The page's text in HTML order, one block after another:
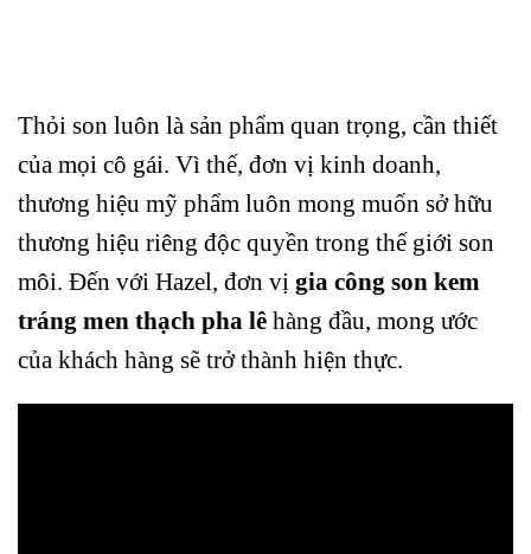
Thỏi son luôn là sản phẩm quan trọng, cần thiết
của mọi cô gái. Vì thế, đơn vị kinh doanh,
thương hiệu mỹ phẩm luôn mong muốn sở hữu
thương hiệu riêng độc quyền trong thế giới son
môi. Đến với Hazel, đơn vị gia công son kem
tráng men thạch pha lê hàng đầu, mong ước
của khách hàng sẽ trở thành hiện thực.